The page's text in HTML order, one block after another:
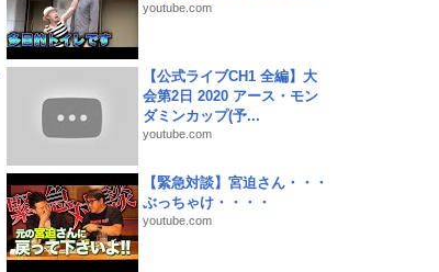
youtube.com
【公式ライブCH1 全編】大
会第2日 2020 アース・モン
ダミンカップ(予...
youtube.com
【緊急対談】宮迫さん・・・
ぶっちゃけ・・・・
youtube.com